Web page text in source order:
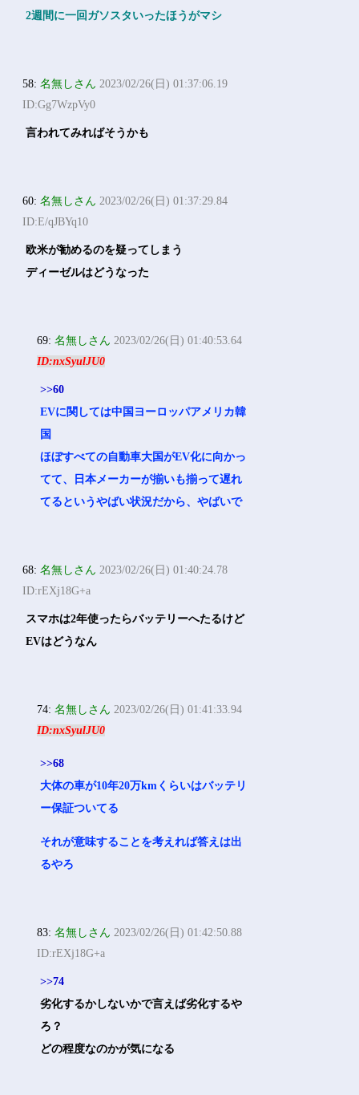
2週間に一回ガソスタいったほうがマシ
58:名無しさん 2023/02/26(日) 01:37:06.19
ID:Gg7WzpVy0
言われてみればそうかも
60:名無しさん 2023/02/26(日) 01:37:29.84
ID:E/qJBYq10
欧米が勧めるのを疑ってしまう
ディーゼルはどうなった
69:名無しさん 2023/02/26(日) 01:40:53.64
ID:nxSyulJU0
>>60
EVに関しては中国ヨーロッパアメリカ韓
国
ほぼすべての自動車大国がEV化に向かっ
てて、日本メーカーが揃いも揃って遅れ
てるというやばい状況だから、やばいで
68:名無しさん 2023/02/26(日) 01:40:24.78
ID:rEXj18G+a
スマホは2年使ったらバッテリーへたるけど
EVはどうなん
74:名無しさん 2023/02/26(日) 01:41:33.94
ID:nxSyulJU0
>>68
大体の車が10年20万kmくらいはバッテリ
ー保証ついてる
それが意味することを考えれば答えは出
るやろ
83:名無しさん 2023/02/26(日) 01:42:50.88
ID:rEXj18G+a
>>74
劣化するかしないかで言えば劣化するや
ろ？
どの程度なのかが気になる